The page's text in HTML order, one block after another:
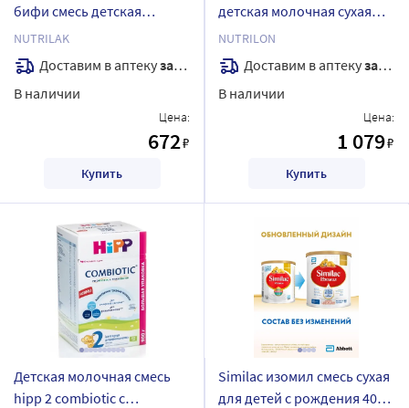
бифи смесь детская
молочная сухая
адаптированная 350 гр
NUTRILAK
Доставим в аптекузавтра
В наличии
Цена:
672₽
Купить
детская молочная сухая
адаптированная 600 гр
NUTRILON
Доставим в аптекузавтра
В наличии
Цена:
1 079₽
Купить
Детская молочная смесь
hipp 2 combiotic с
Similac изомил смесь сухая
для детей с рождения 400